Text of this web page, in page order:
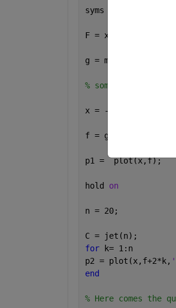
syms
F = x^2;
g =
% some random steps
x = -10:0.1:10;
f = g(x);
p1 =  plot(x,f);
hold on
n = 20;
C = jet(n);
for
k= 1:n
p2 = plot(x,f+2*k,
end
% Here comes the